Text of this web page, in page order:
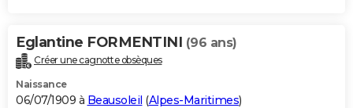
Eglantine FORMENTINI (96 ans)
Créer une cagnotte obsèques
Naissance
06/07/1909 à Beausoleil (Alpes-Maritimes)